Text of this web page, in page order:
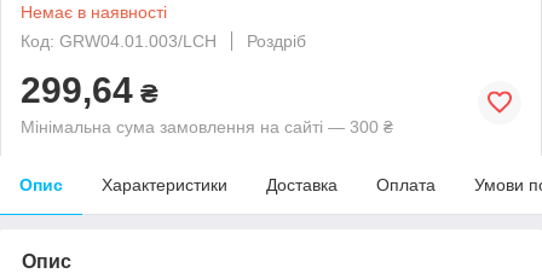
Немає в наявності
Код: GRW04.01.003/LCH
Роздріб
299,64 ₴
Мінімальна сума замовлення на сайті — 300 ₴
Опис Характеристики Доставка Оплата Умови
Опис